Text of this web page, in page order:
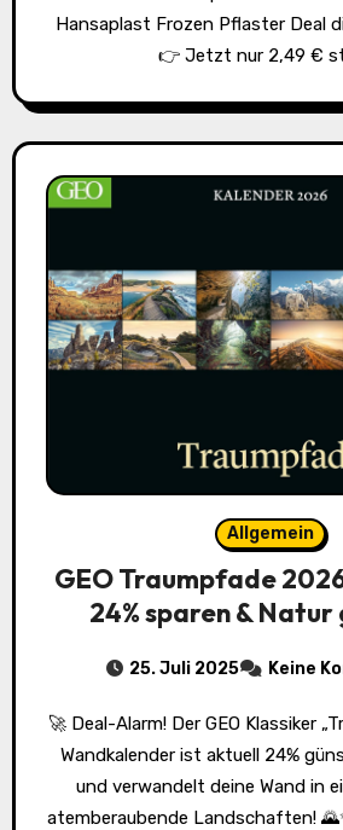
Hansaplast Frozen Pflaster Deal
👉 Jetzt nur 2,49 €
Allgemein
GEO Traumpfade
24% sparen & Natur
25. Juli 2025 Keine
🚀 Deal-Alarm! Der GEO Klassiker „Traumpfade 2026“-
Wandkalender ist aktuell 24%
und verwandelt deine Wand in
atemberaubende Landschaften!